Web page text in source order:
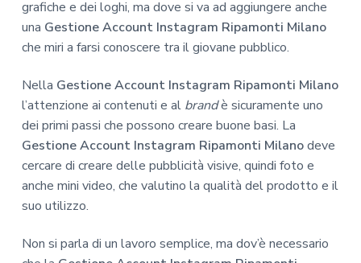
grafiche e dei loghi, ma dove si va ad aggiungere anche
una Gestione Account Instagram Ripamonti Milano
che miri a farsi conoscere tra il giovane pubblico.
Nella Gestione Account Instagram Ripamonti Milano
l’attenzione ai contenuti e al brandè sicuramente uno
dei primi passi che possono creare buone basi. La
Gestione Account Instagram Ripamonti Milanodeve
cercare di creare delle pubblicità visive, quindi foto e
anche mini video, che valutino la qualità del prodotto e il
suo utilizzo.
Non si parla di un lavoro semplice, ma dov’è necessario